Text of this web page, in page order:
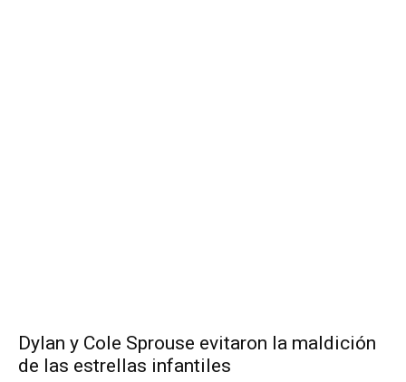
Dylan y Cole Sprouse evitaron la maldición
de las estrellas infantiles